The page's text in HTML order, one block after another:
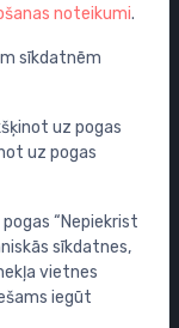
noteikumi.
sīkdatnēm
uz pogas
uz pogas
“Nepiekrist
sīkdatnes,
vietnes
iegūt